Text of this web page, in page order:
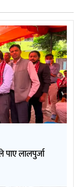
पाए लालपुर्जा